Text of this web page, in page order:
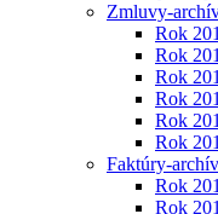
Zmluvy-
Rok
Rok
Rok
Rok
Rok
Rok
Faktúry-
Rok
Rok